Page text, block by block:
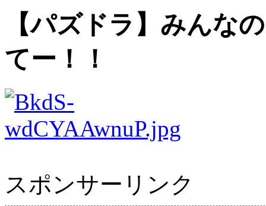
【パズドラ】みんな
てー！！
スポンサーリンク